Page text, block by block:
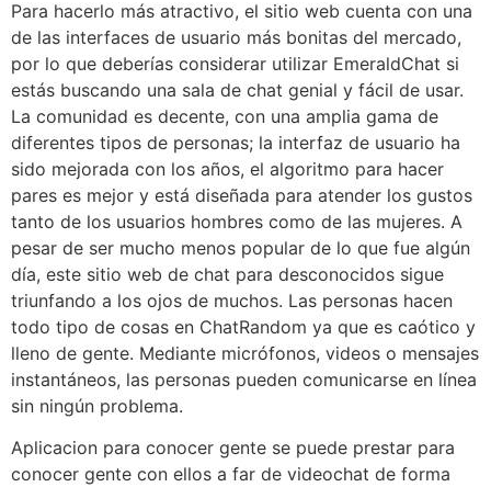
Para hacerlo más atractivo, el sitio web cuenta con una
de las interfaces de usuario más bonitas del mercado,
por lo que deberías considerar utilizar EmeraldChat si
estás buscando una sala de chat genial y fácil de usar.
La comunidad es decente, con una amplia gama de
diferentes tipos de personas; la interfaz de usuario ha
sido mejorada con los años, el algoritmo para hacer
pares es mejor y está diseñada para atender los gustos
tanto de los usuarios hombres como de las mujeres. A
pesar de ser mucho menos popular de lo que fue algún
día, este sitio web de chat para desconocidos sigue
triunfando a los ojos de muchos. Las personas hacen
todo tipo de cosas en ChatRandom ya que es caótico y
lleno de gente. Mediante micrófonos, videos o mensajes
instantáneos, las personas pueden comunicarse en línea
sin ningún problema.
Aplicacion para conocer gente se puede prestar para
conocer gente con ellos a far de videochat de forma